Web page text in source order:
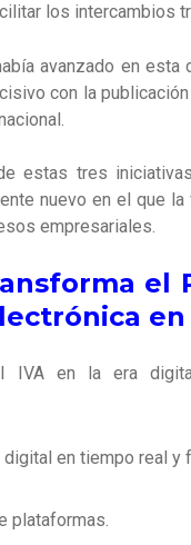
los intercambios
avanzado en esta
con la
estas tres
nuevo en el que
empresariales.
el
en
IVA en la era
digital en tiempo real y
plataformas.